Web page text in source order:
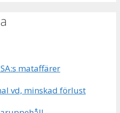
mataffärer
vd, minskad förlust